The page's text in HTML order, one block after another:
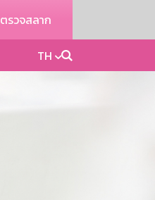
ตรวจสลาก
TH